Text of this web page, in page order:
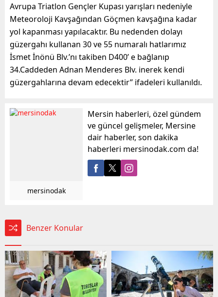
Avrupa Triatlon Gençler Kupası yarışları nedeniyle
Meteoroloji Kavşağından Göçmen kavşağına kadar
yol kapanması yapılacaktır. Bu nedenden dolayı
güzergahı kullanan 30 ve 55 numaralı hatlarımız
İsmet İnönü Blv.’nı takiben D400’ e bağlanıp
34.Caddeden Adnan Menderes Blv. inerek kendi
güzergahlarına devam edecektir’’ ifadeleri kullanıldı.
mersinodak
Mersin haberleri, özel gündem
ve güncel gelişmeler, Mersine
dair haberler, son dakika
haberleri mersinodak.com da!
Benzer Konular